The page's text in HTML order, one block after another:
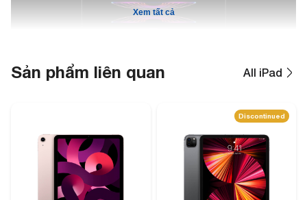
iPad Pro M2 có một thiết kế cao cấp với mặt lưng làm từ kim loại chắc
chắn. Độ mỏng thân máy chỉ 5.9 mm làm cho tổng thể thêm phần sang
trọng. Và hiện nay, chắc hẳn trên thị trường khó có dòng tablet nào có thể
vượt qua độ mỏng của iPad Pro M2. Nhưng n
hìn chung thì iPad Pro M2
không có quá nhiều sự đổi mới về thiết kế so với thế hệ tiền nhiệm, vẫn sẽ
Xem tất cả
Sản phẩm liên quan All iPad
Discontinued